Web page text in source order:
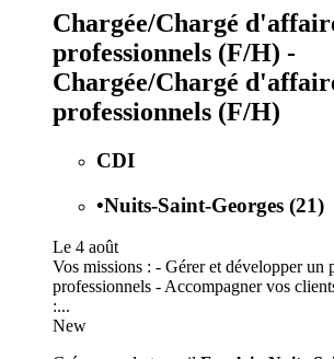
Chargée/Chargé
professionnels (F/H) -
Chargée/Chargé
professionnels (F/H)
CDI
•Nuits-Saint-Georges (21)
Le 4 août
Vos missions : - Gérer et développer un
professionnels - Accompagner vos
:...
New